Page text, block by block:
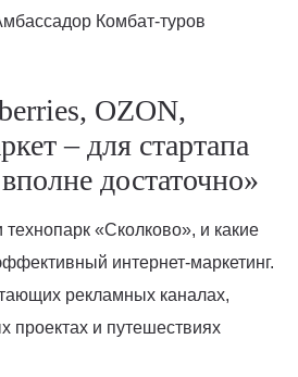
Комбат-туров
OZON,
– для стартапа
достаточно»
«Сколково», и какие
интернет-маркетинг.
рекламных каналах,
проектах и путешествиях